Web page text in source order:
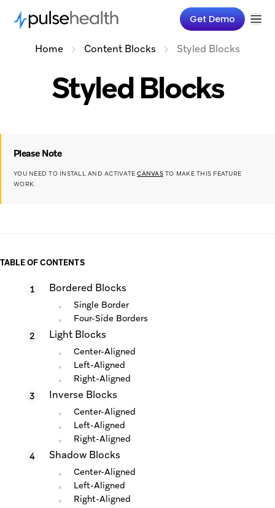
Get Demo
Home Content Blocks Styled Blocks
Styled Blocks
Please Note
YOU NEED TO INSTALL AND ACTIVATECANVASTO MAKE THIS FEATURE
WORK.
TABLE OF CONTENTS
Bordered Blocks
Single Border
Four-Side Borders
Light Blocks
Center-Aligned
Left-Aligned
Right-Aligned
Inverse Blocks
Center-Aligned
Left-Aligned
Right-Aligned
Shadow Blocks
Center-Aligned
Left-Aligned
Right-Aligned